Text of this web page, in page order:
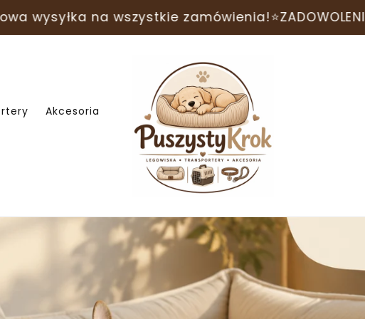
na wszystkie zamówienia!⭐ZADOWOLENI KLIENCI⭐
Akcesoria